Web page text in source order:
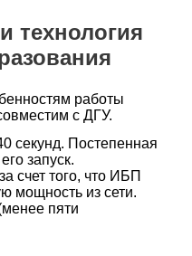
технология
работы
с ДГУ.
секунд. Постепенная
запуск.
счет того, что ИБП
мощность из сети.
пяти